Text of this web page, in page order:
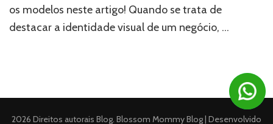
em
PVC:
para
os modelos neste artigo! Quando se trata de
destacar a identidade visual de um negócio, …
2026 Direitos autorais Blog. Blossom Mommy Blog | Desenvolvido